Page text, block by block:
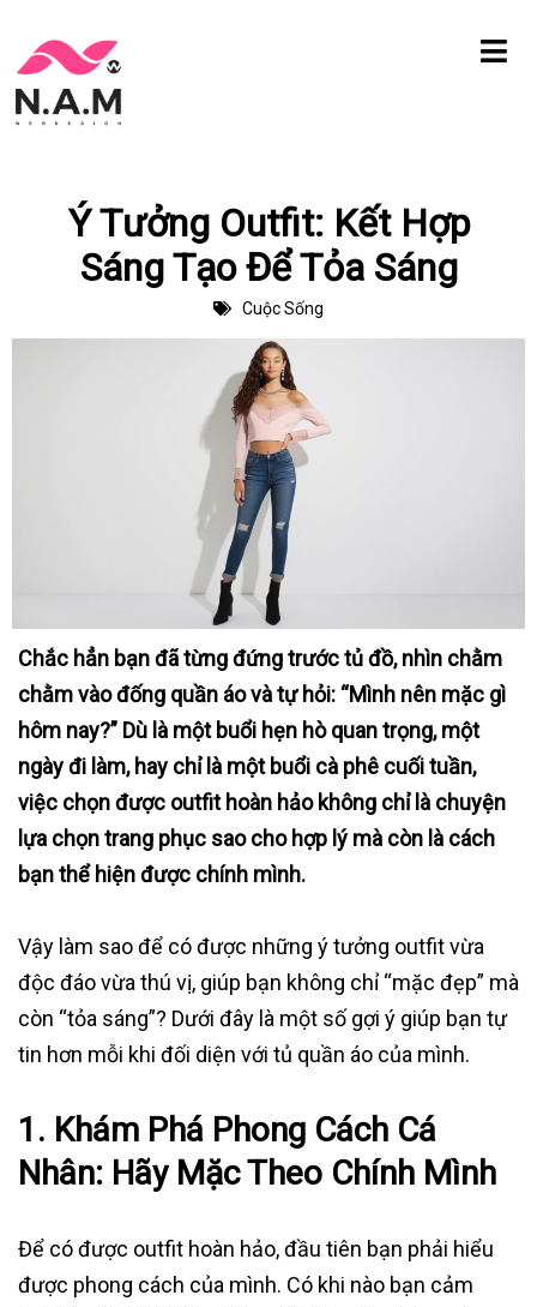
Chuyển
tới
Ý Tưởng Outfit: Kết Hợp
Sáng Tạo Để Tỏa Sáng
Cuộc Sống
Chắc hẳn bạn đã từng đứng trước tủ đồ, nhìn chằm
chằm vào đống quần áo và tự hỏi: “Mình nên mặc gì
hôm nay?” Dù là một buổi hẹn hò quan trọng, một
ngày đi làm, hay chỉ là một buổi cà phê cuối tuần,
việc chọn được outfit hoàn hảo không chỉ là chuyện
lựa chọn trang phục sao cho hợp lý mà còn là cách
bạn thể hiện được chính mình.
Vậy làm sao để có được những ý tưởng outfit vừa
độc đáo vừa thú vị, giúp bạn không chỉ “mặc đẹp” mà
còn “tỏa sáng”? Dưới đây là một số gợi ý giúp bạn tự
tin hơn mỗi khi đối diện với tủ quần áo của mình.
1. Khám Phá Phong Cách Cá
Nhân: Hãy Mặc Theo Chính Mình
Để có được outfit hoàn hảo, đầu tiên bạn phải hiểu
được phong cách của mình. Có khi nào bạn cảm